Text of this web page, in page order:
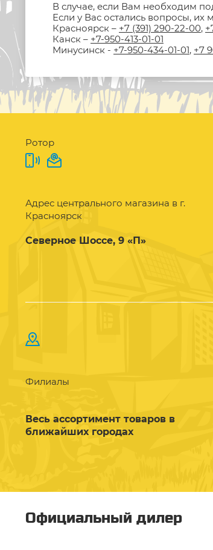
В случае, если Вам необходим
Если у Вас остались вопросы,
Красноярск – +7 (391) 290-22-00,
Канск – +7-950-413-01-01
Минусинск - +7-950-434-01-01, +7
Ротор
Адрес центрального магазина в г.
Красноярск
Северное Шоссе, 9 «П»
Филиалы
Весь ассортимент товаров в
ближайших городах
Официальный дилер